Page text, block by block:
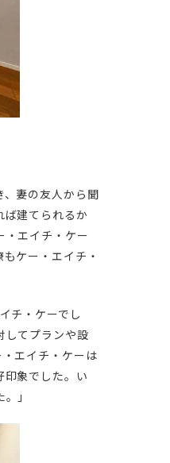
、妻の友人から聞
建てられるか
・エイチ・ケー
ケー・エイチ・
チ・ケーでし
してプランや設
エイチ・ケーは
象でした。い
」